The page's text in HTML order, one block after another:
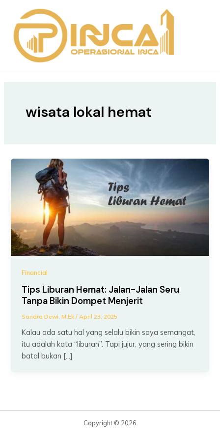
content
wisata lokal hemat
Financial
Tips Liburan Hemat: Jalan-Jalan Seru
Tanpa Bikin Dompet Menjerit
Sandra Dewi, M.Ek/April 23, 2025
Kalau ada satu hal yang selalu bikin saya semangat,
itu adalah kata “liburan”. Tapi jujur, yang sering bikin
batal bukan […]
Copyright © 2026